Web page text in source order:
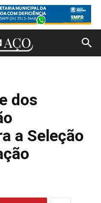
dos
a Seleção